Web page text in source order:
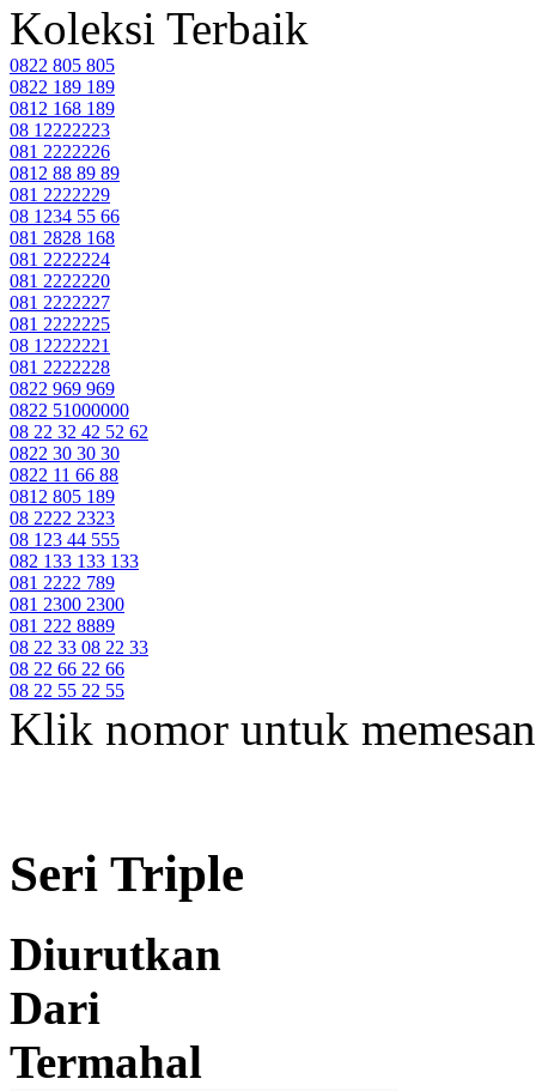
Koleksi Terbaik
0822 805 805
0822 189 189
0812 168 189
08 12222223
081 2222226
0812 88 89 89
081 2222229
08 1234 55 66
081 2828 168
081 2222224
081 2222220
081 2222227
081 2222225
08 12222221
081 2222228
0822 969 969
0822 51000000
08 22 32 42 52 62
0822 30 30 30
0822 11 66 88
0812 805 189
08 2222 2323
08 123 44 555
082 133 133 133
081 2222 789
081 2300 2300
081 222 8889
08 22 33 08 22 33
08 22 66 22 66
08 22 55 22 55
Klik nomor untuk memesan
Seri Triple
Diurutkan
Dari
Termahal